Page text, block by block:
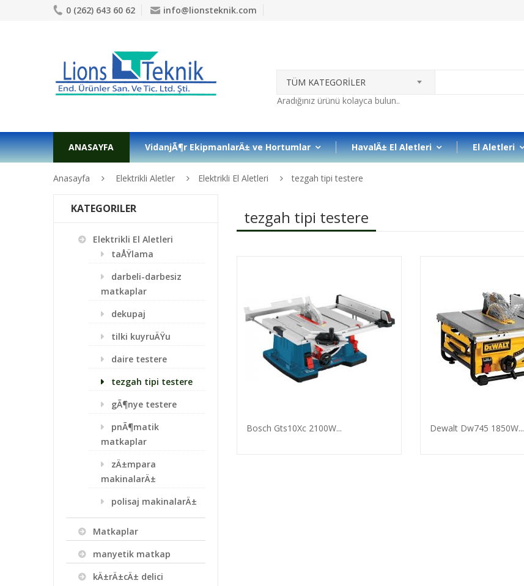
0 (262) 643 60 62 info@lionsteknik.com
TÜM KATEGORİLER
ANASAYFA VidanjÃ¶r EkipmanlarÄ± ve Hortumlar HavalÄ± El Aletleri El Aletleri
Anasayfa Elektrikli Aletler Elektrikli El Aletleri tezgah tipi testere
KATEGORILER
Elektrikli El Aletleri
taÅŸlama
darbeli-darbesiz
matkaplar
dekupaj
tilki kuyruÄŸu
daire testere
tezgah tipi testere
gÃ¶nye testere
pnÃ¶matik
matkaplar
zÄ±mpara
makinalarÄ±
polisaj makinalarÄ±
Matkaplar
manyetik matkap
kÄ±rÄ±cÄ± delici
tezgah tipi testere
Bosch Gts10Xc 2100W... Dewalt Dw745 1850W...